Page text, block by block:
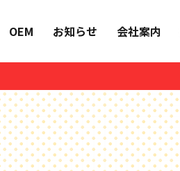
OEM お知らせ 会社案内